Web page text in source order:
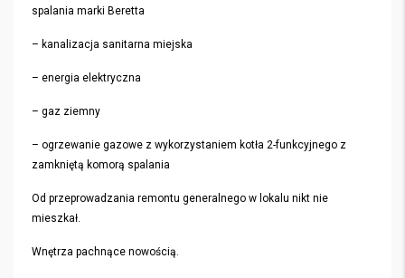
spalania marki Beretta
– kanalizacja sanitarna miejska
– energia elektryczna
– gaz ziemny
– ogrzewanie gazowe z wykorzystaniem kotła 2-funkcyjnego z
zamkniętą komorą spalania
Od przeprowadzania remontu generalnego w lokalu nikt nie
mieszkał.
Wnętrza pachnące nowością.